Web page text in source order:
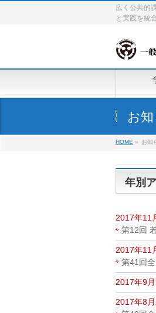
広く公共的
と実践を統
お
HOME » お知
年別
2017年11
第12回
2017年11
第41回
2017年9
2017年8